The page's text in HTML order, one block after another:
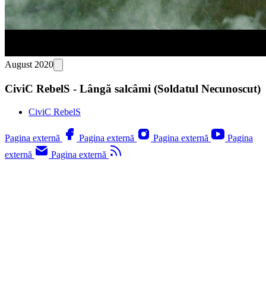
August 2020
CiviC RebelS - Lângă salcâmi (Soldatul Necunoscut)
CiviC RebelS
Pagina externă Pagina externă Pagina externă
Pagina
externă
Pagina externă